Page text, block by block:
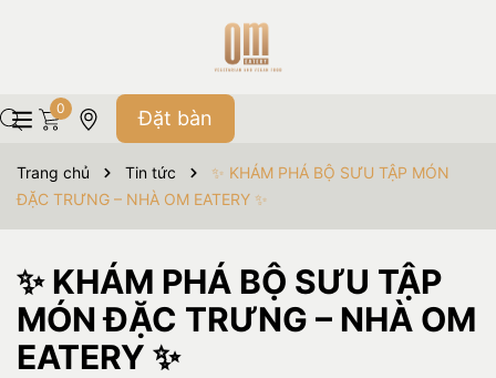
0 Đặt bàn
Trang chủ Tin tức
✨ KHÁM PHÁ BỘ SƯU TẬP MÓN
ĐẶC TRƯNG – NHÀ OM EATERY ✨
✨ KHÁM PHÁ BỘ SƯU TẬP
MÓN ĐẶC TRƯNG – NHÀ OM
EATERY ✨